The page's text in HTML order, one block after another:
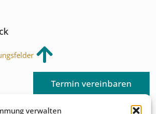
verwalten
Termin vereinbaren